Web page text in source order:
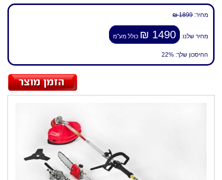
מחיר: 1899 ₪
מחיר שלנו: 1490 ₪ כולל מע"מ
החיסכון שלך: 22%